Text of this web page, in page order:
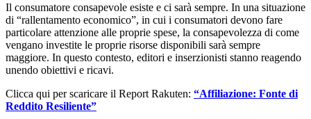
Il consumatore consapevole esiste e ci sarà sempre. In una situazione
di “rallentamento economico”, in cui i consumatori devono fare
particolare attenzione alle proprie spese, la consapevolezza di come
vengano investite le proprie risorse disponibili sarà sempre
maggiore. In questo contesto, editori e inserzionisti stanno reagendo
unendo obiettivi e ricavi.
Clicca qui per scaricare il Report Rakuten: “Affiliazione: Fonte di
Reddito Resiliente”